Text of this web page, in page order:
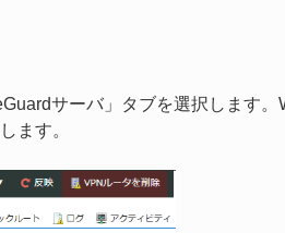
サーバ」タブを選択します。
ます。